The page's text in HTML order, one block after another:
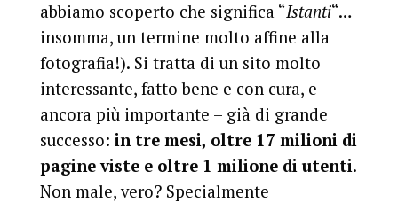
abbiamo scoperto che significa “Istanti“…
insomma, un termine molto affine alla
fotografia!). Si tratta di un sito molto
interessante, fatto bene e con cura, e –
ancora più importante – già di grande
successo: in tre mesi, oltre 17 milioni di
pagine viste e oltre 1 milione di utenti.
Non male, vero? Specialmente